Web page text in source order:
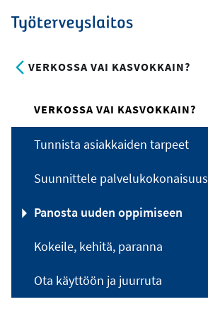
Hyppää
pääsisältöön
Työterveyslaitos
VERKOSSA VAI KASVOKKAIN?
VERKOSSA VAI KASVOKKAIN?
Tunnista asiakkaiden tarpeet
Suunnittele palvelukokonaisuus
Panosta uuden oppimiseen
Kokeile, kehitä, paranna
Ota käyttöön ja juurruta